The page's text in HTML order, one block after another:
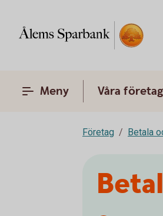
Meny Våra
Företag Betala